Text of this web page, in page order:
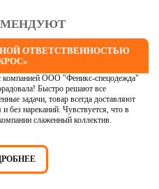
ОТВЕТСТВЕННОСТЬЮ
компанией ООО "Феникс-спецодежда"
Быстро решают все
задачи, товар всегда доставляют
без нареканий. Чувствуется, что в
слаженный коллектив.